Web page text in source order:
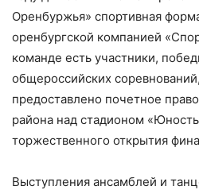
Оренбуржья» спортивная
оренбургской компанией
команде есть участники,
общероссийских
предоставлено почетное
района над стадионом
торжественного открытия
Выступления ансамблей и